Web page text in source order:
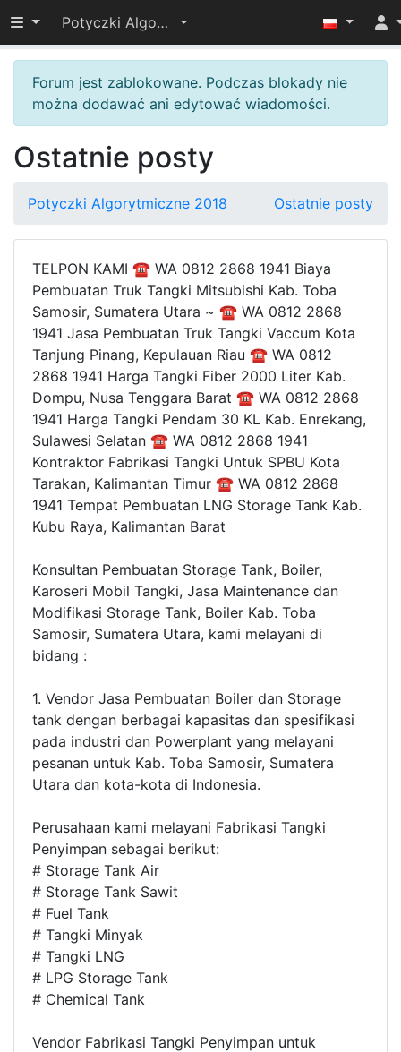
Przełącz widoczność menu
Potyczki Algorytmiczne 2018
Forum jest zablokowane. Podczas blokady nie
można dodawać ani edytować wiadomości.
Ostatnie posty
Potyczki Algorytmiczne 2018 Ostatnie posty
TELPON KAMI ☎ WA 0812 2868 1941 Biaya
Pembuatan Truk Tangki Mitsubishi Kab. Toba
Samosir, Sumatera Utara ~ ☎ WA 0812 2868
1941 Jasa Pembuatan Truk Tangki Vaccum Kota
Tanjung Pinang, Kepulauan Riau ☎ WA 0812
2868 1941 Harga Tangki Fiber 2000 Liter Kab.
Dompu, Nusa Tenggara Barat ☎ WA 0812 2868
1941 Harga Tangki Pendam 30 KL Kab. Enrekang,
Sulawesi Selatan ☎ WA 0812 2868 1941
Kontraktor Fabrikasi Tangki Untuk SPBU Kota
Tarakan, Kalimantan Timur ☎ WA 0812 2868
1941 Tempat Pembuatan LNG Storage Tank Kab.
Kubu Raya, Kalimantan Barat
Konsultan Pembuatan Storage Tank, Boiler,
Karoseri Mobil Tangki, Jasa Maintenance dan
Modifikasi Storage Tank, Boiler Kab. Toba
Samosir, Sumatera Utara, kami melayani di
bidang :
1. Vendor Jasa Pembuatan Boiler dan Storage
tank dengan berbagai kapasitas dan spesifikasi
pada industri dan Powerplant yang melayani
pesanan untuk Kab. Toba Samosir, Sumatera
Utara dan kota-kota di Indonesia.
Perusahaan kami melayani Fabrikasi Tangki
Penyimpan sebagai berikut:
# Storage Tank Air
# Storage Tank Sawit
# Fuel Tank
# Tangki Minyak
# Tangki LNG
# LPG Storage Tank
# Chemical Tank
Vendor Fabrikasi Tangki Penyimpan untuk